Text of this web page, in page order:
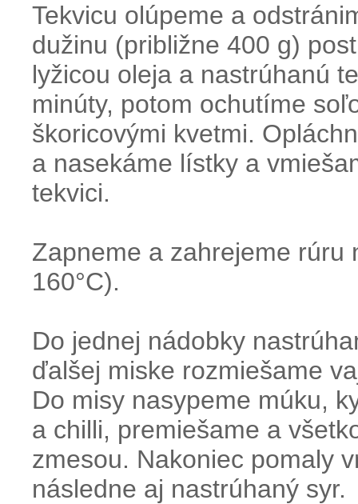
Tekvicu olúpeme a
dužinu (približne 400 g)
lyžicou oleja a nastrúhanú
minúty, potom ochutíme
škoricovými kvetmi.
a nasekáme lístky a
tekvici.
Zapneme a zahrejeme rúru
160°C).
Do jednej nádobky
ďalšej miske rozmiešame
Do misy nasypeme múku,
a chilli, premiešame a
zmesou. Nakoniec pomaly
následne aj nastrúhaný syr.